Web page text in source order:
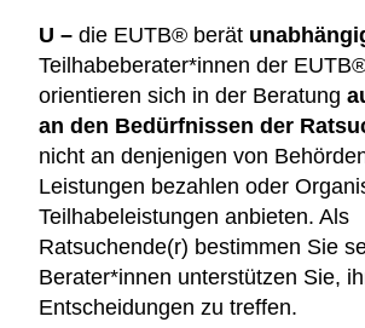
U – die EUTB® berät
Teilhabeberater*innen der
orientieren sich in der Beratung
an den Bedürfnissen der
nicht an denjenigen von
Leistungen bezahlen oder
Teilhabeleistungen anbieten. Als
Ratsuchende(r) bestimmen Sie
Berater*innen unterstützen Sie,
Entscheidungen zu treffen.